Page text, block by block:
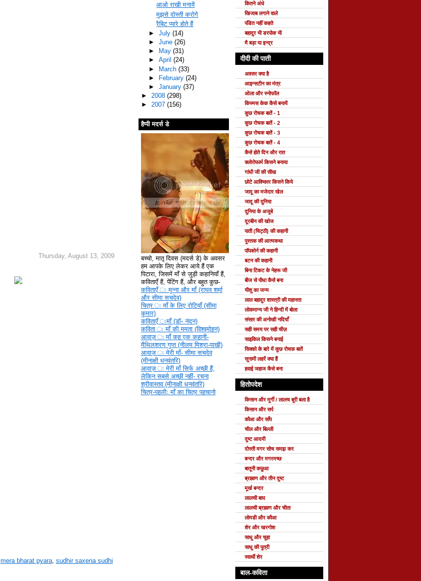
Thursday, August 13, 2009
mera bharat pyara, sudhir saxena sudhi
आओ राखी मनायें
मुझसे दोस्ती करोगे
रैबिट प्यारे होते हैं
► July (14)
► June (26)
►
May (31)
► April (24)
► March (33)
►
February (24)
► January (37)
► 2008 (298)
► 2007 (156)
हैप्पी मदर्स डे
बच्चो, मातृ दिवस (मदर्स डे) के अवसर
हम आपके लिए लेकर आये हैं एक
पिटारा, जिसमें माँ से जुड़ी कहानियाँ हैं,
कविताएँ हैं, पेंटिंग हैं, और बहुत कुछ-
कविताएँ ‍ः मुन्ना और माँ (राघव शर्मा
और सीमा सचदेव)
चित्र ‍ः माँ के लिए रोटियाँ (सीमा
कुमार)
कविताएँ ‍ःमाँ (डॉ॰ नंदन)
कविता ‍ः माँ की ममता (विश्वमोहन)
आवाज़ ‍ः माँ कह एक कहानी-
मैथिलशरण गुप्त (नीलम मिश्रा-पाखी)
आवाज़ ‍ः मेरी माँ- सीमा सचदेव
(मीनाक्षी धनवंतरि)
आवाज़ ‍ः मेरी माँ सिर्फ अच्छी हैं,
लेकिन सबसे अच्छी नहीं- रचना
श्रीवास्तव (मीनाक्षी धनवंतरि)
चित्र-पहलीः माँ का चित्र पहचानो
कितने अंधे
खिजाब लगाने वाले
पंडित नहीं कहते
बहादुर भी डरपोक भी
मै बड़ा या इन्द्र
दीदी की पाती
अवसर क्या है
आइन्सटीन का मंत्र
ओला और स्नोफॉल
किस्मस केक कैसे बनायें
कुछ रोचक बातें - 1
कुछ रोचक बातें - 2
कुछ रोचक बातें - 3
कुछ रोचक बातें - 4
कैसे होते दिन और रात
क्लोरोफार्म किसने बनाया
गांधी जी की सीख
छोटे आविष्कार किसने किये
जादू का मजेदार खेल
जादू की दुनिया
दुनिया के अजूबे
दूरबीन की खोज
पाती (चिट्ठी) की कहानी
पुस्तक की आत्मकथा
पॉपकोर्न की कहानी
बटन की कहानी
बिना टिकट के नेहरू जी
बीज से पौधा कैसे बना
यीशु का जन्म
लाल बहादुर शास्त्री की महानता
लोकमान्य जी ने हिन्दी में बोला
संसार की अनोखी नदियाँ
सही समय पर सही चीज़
साइकिल किसने बनाई
सिक्को के बारे में कुछ रोचक बातें
सुनामी लहरें क्या हैं
हवाई जहाज कैसे बना
हितोपदेश
किसान और मुर्गी / लालच बुरी बला है
किसान और सर्प
कौआ और साँप
चील और बिल्ली
दुष्ट आदमी
दोस्ती मगर सोच समझ कर
बन्दर और मगरमच्छ
बातूनी कछुआ
ब्राह्मण और तीन दुष्ट
मूर्ख बन्दर
लालची बाघ
लालची ब्राह्मण और चीता
लोमडी और कौआ
शेर और खरगोश
साधु और चूहा
साधु की पुत्री
स्वार्थी शेर
बाल-कविता